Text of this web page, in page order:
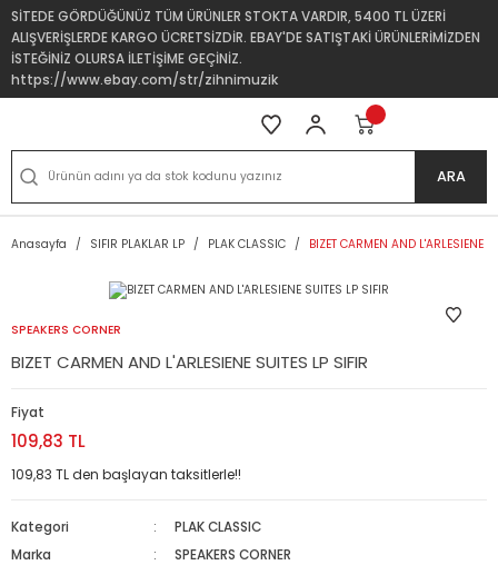
SİTEDE GÖRDÜĞÜNÜZ TÜM ÜRÜNLER STOKTA VARDIR, 5400 TL ÜZERİ
ALIŞVERİŞLERDE KARGO ÜCRETSİZDİR. EBAY'DE SATIŞTAKİ ÜRÜNLERİMİZDEN
İSTEĞİNİZ OLURSA İLETİŞİME GEÇİNİZ.
https://www.ebay.com/str/zihnimuzik
ARA
Anasayfa SIFIR PLAKLAR LP PLAK CLASSIC BIZET CARMEN AND L'ARLESIENE
SPEAKERS CORNER
BIZET CARMEN AND L'ARLESIENE SUITES LP SIFIR
Fiyat
109,83 TL
109,83 TL den başlayan taksitlerle!!
Kategori
PLAK CLASSIC
Marka
SPEAKERS CORNER